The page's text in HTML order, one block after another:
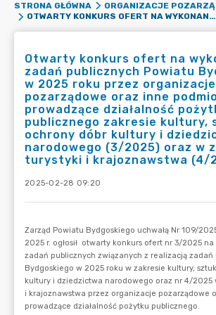
STRONA GŁÓWNA ORGANIZACJE
OTWARTY KONKURS OFERT NA WYKONANIE ZADAŃ PUBLICZNYCH POWIATU BYDGOSKIEGO W 2025 ROKU PRZEZ ORGANIZACJE POZARZĄDOWE ORAZ INNE PODMIOTY PROWADZĄCE DZIAŁALNOŚĆ POŻYTKU PUBLICZNEGO ZAKRESIE KULTURY, SZTUKI, OCHRONY DÓBR KULTURY I DZIEDZICTWA NARODOWEGO (3/2025) ORAZ W ZAKRESIE TURYSTYKI I KRAJOZNAWSTWA (4/2025)
Otwarty konkurs ofert na
zadań publicznych Powiatu
w 2025 roku przez organizacje
pozarządowe oraz inne
prowadzące działalność
publicznego zakresie kultury,
ochrony dóbr kultury i
narodowego (3/2025) oraz w
turystyki i krajoznawstwa (4/
2025-02-28 09:20